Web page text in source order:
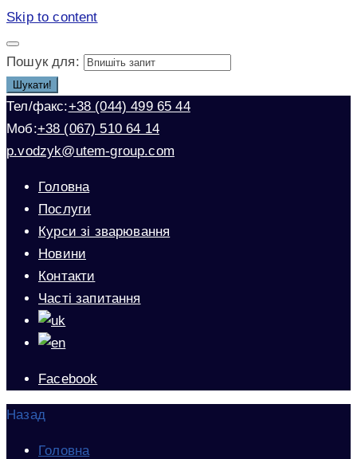
Skip to content
Пошук для:
Шукати!
Тел/факс:+38 (044) 499 65 44
Моб:+38 (067) 510 64 14
p.vodzyk@utem-group.com
Головна
Послуги
Курси зі зварювання
Новини
Контакти
Часті запитання
Facebook
Назад
Головна